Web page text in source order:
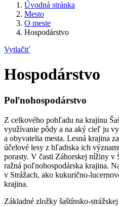
Úvodná stránka
Mesto
O meste
Hospodárstvo
Vytlačiť
Hospodárstvo
Poľnohospodárstvo
Z celkového pohľadu na krajinu
využívanie pôdy a na aký cieľ ju
a obyvatelia mesta. Lesná krajina
účelové lesy z hľadiska ich
porasty. V časti Záhorskej nížiny v
ražná poľnohospodárska krajina.
v Strážach, ako kukurično-
krajina.
Základné zložky šaštínsko-